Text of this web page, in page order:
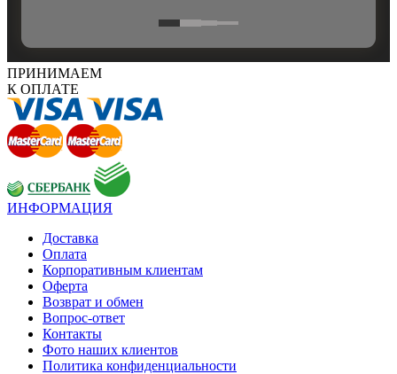
ПРИНИМАЕМ
К ОПЛАТЕ
ИНФОРМАЦИЯ
Доставка
Оплата
Корпоративным клиентам
Оферта
Возврат и обмен
Вопрос-ответ
Контакты
Фото наших клиентов
Политика конфиденциальности